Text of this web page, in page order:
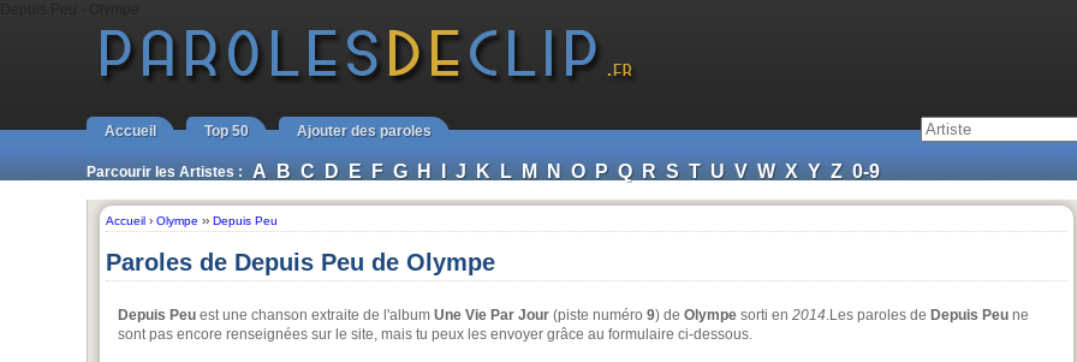
Accueil Top 50 Ajouter des paroles
Parcourir les Artistes : A B C D E F G H I J K L M N O P Q R S T U V W X Y Z 0-9
Accueil › Olympe ›› Depuis Peu
Paroles de Depuis Peu de Olympe
Depuis Peu est une chanson extraite de l'album Une Vie Par Jour (piste numéro 9) de Olympe sorti en 2014.Les paroles de Depuis Peu ne
sont pas encore renseignées sur le site, mais tu peux les envoyer grâce au formulaire ci-dessous.